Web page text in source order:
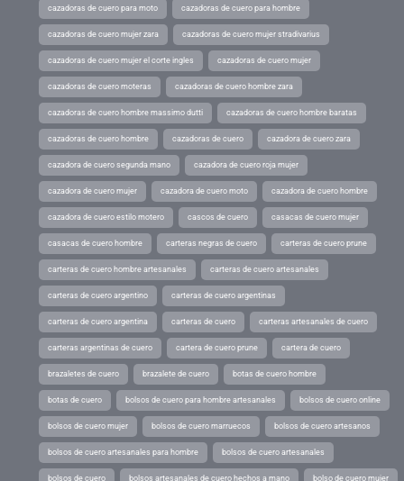
cazadoras de cuero para moto cazadoras de cuero para hombre
cazadoras de cuero mujer zara cazadoras de cuero mujer stradivarius
cazadoras de cuero mujer el corte ingles cazadoras de cuero mujer
cazadoras de cuero moteras cazadoras de cuero hombre zara
cazadoras de cuero hombre massimo dutti cazadoras de cuero hombre baratas
cazadoras de cuero hombre cazadoras de cuero cazadora de cuero zara
cazadora de cuero segunda mano cazadora de cuero roja mujer
cazadora de cuero mujer cazadora de cuero moto cazadora de cuero hombre
cazadora de cuero estilo motero cascos de cuero casacas de cuero mujer
casacas de cuero hombre carteras negras de cuero carteras de cuero prune
carteras de cuero hombre artesanales carteras de cuero artesanales
carteras de cuero argentino carteras de cuero argentinas
carteras de cuero argentina carteras de cuero carteras artesanales de cuero
carteras argentinas de cuero cartera de cuero prune cartera de cuero
brazaletes de cuero brazalete de cuero botas de cuero hombre
botas de cuero bolsos de cuero para hombre artesanales bolsos de cuero online
bolsos de cuero mujer bolsos de cuero marruecos bolsos de cuero artesanos
bolsos de cuero artesanales para hombre bolsos de cuero artesanales
bolsos de cuero bolsos artesanales de cuero hechos a mano bolso de cuero mujer